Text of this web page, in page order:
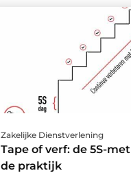
Zakelijke Dienstverlening
Tape of verf: de 5S-
de praktijk